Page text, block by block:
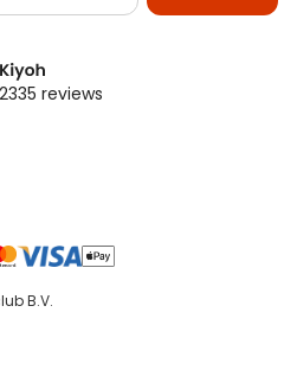
2335 reviews
B.V.